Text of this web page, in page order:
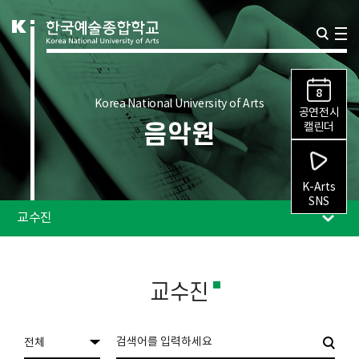
8
공연전시
캘린더
K-Arts
SNS
Korea National University of Arts
음악원
교수진
교수진